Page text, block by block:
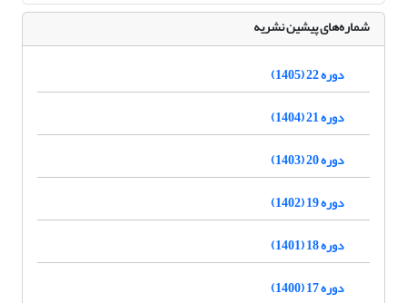
شماره‌های پیشین نشریه
دوره 22 (1405)
دوره 21 (1404)
دوره 20 (1403)
دوره 19 (1402)
دوره 18 (1401)
دوره 17 (1400)